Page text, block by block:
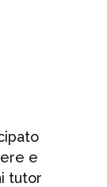
e
tutor